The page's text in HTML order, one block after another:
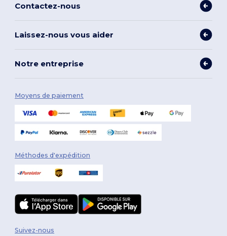
Contactez-nous
Laissez-nous vous aider
Notre entreprise
Moyens de paiement
Méthodes d'expédition
Suivez-nous